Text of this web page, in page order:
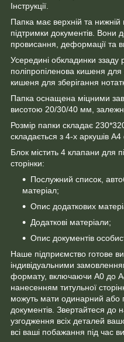
Інструкції.
Папка має верхній та
підтримки документів. Вони
провисання, деформації та
Усередині обкладинки
поліпропіленова кишеня
кишеня для зберігання
Папка оснащена міцними
висотою 20/30/40 мм, залежно
Розмір папки складає
складається з 4-х аркушів
Блок містить 4 клапани для
сторінки:
Послужний список,
матеріал;
Опис додаткових
Додаткові матеріали;
Опис документів
Наше підприємство готове
індивідуальними
формату, включаючи А0 до
нанесенням титульної
можуть мати одинарний або
документів. Звертайтеся до
узгодження всіх деталей
всі ваші побажання під час